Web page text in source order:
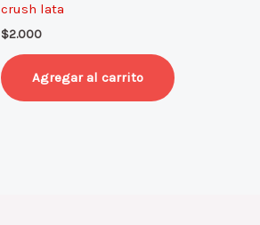
crush lata
$2.000
Agregar al carrito